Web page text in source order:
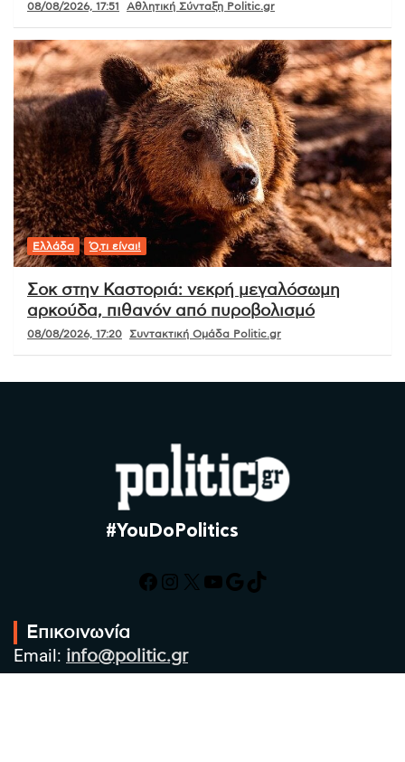
08/08/2026, 17:51 Αθλητική Σύνταξη Politic.gr
Ελλάδα Ό,τι είναι!
Σοκ στην Καστοριά: νεκρή μεγαλόσωμη
αρκούδα, πιθανόν από πυροβολισμό
08/08/2026, 17:20 Συντακτική Ομάδα Politic.gr
#YouDoPolitics
Facebook
Instagram
X YouTube
Google
TikTok
Επικοινωνία
Email: info@politic.gr
Τηλ: